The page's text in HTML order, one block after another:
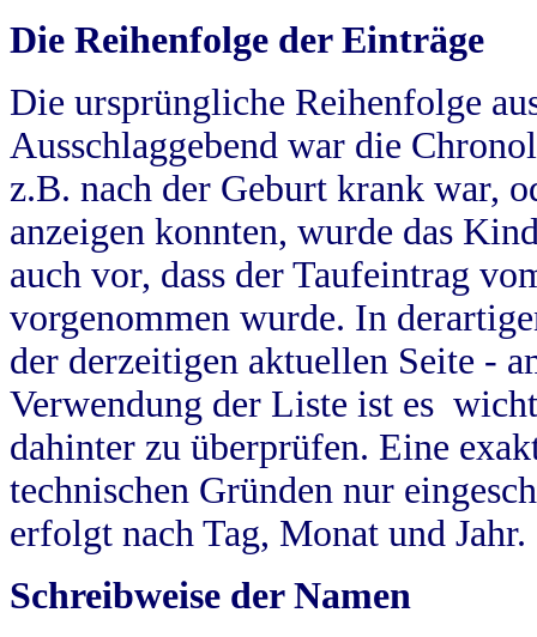
Die Reihenfolge der Einträge
Die ursprüngliche Reihenfolge
Ausschlaggebend war die
z.B. nach der Geburt krank war,
anzeigen konnten, wurde das
auch vor, dass der Taufeintrag
vorgenommen wurde. In
der derzeitigen aktuellen Seite -
Verwendung der Liste ist es
dahinter zu überprüfen. Eine
technischen Gründen nur
erfolgt nach Tag, Monat und Jahr.
Schreibweise der Namen